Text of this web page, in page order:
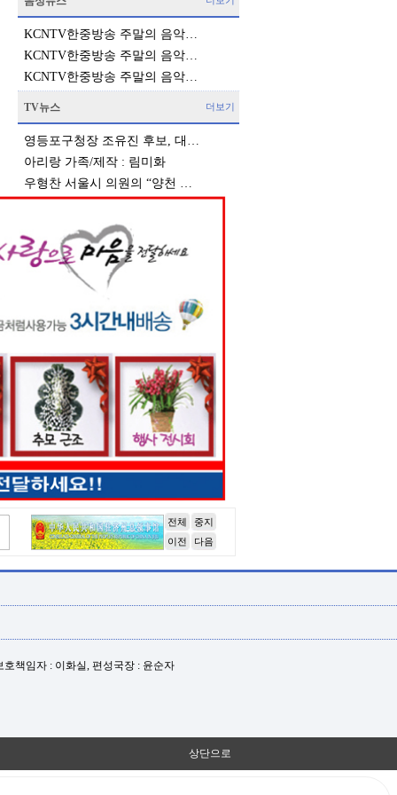
KCNTV한중방송 주말의 음악…
KCNTV한중방송 주말의 음악…
KCNTV한중방송 주말의 음악…
TV뉴스
영등포구청장 조유진 후보, 대…
아리랑 가족/제작 : 림미화
우형찬 서울시 의원의 “양천 …
더보기
전체
중지
이전
다음
책임자 : 이화실, 편성국장 : 윤순자
상단으로